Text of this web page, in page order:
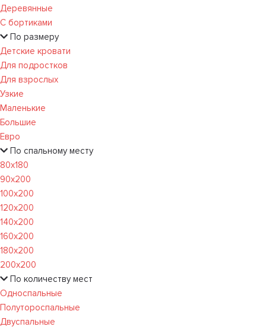
Деревянные
С бортиками
По размеру
Детские кровати
Для подростков
Для взрослых
Узкие
Маленькие
Большие
Евро
По спальному месту
80х180
90х200
100х200
120x200
140х200
160х200
180х200
200х200
По количеству мест
Односпальные
Полутороспальные
Двуспальные